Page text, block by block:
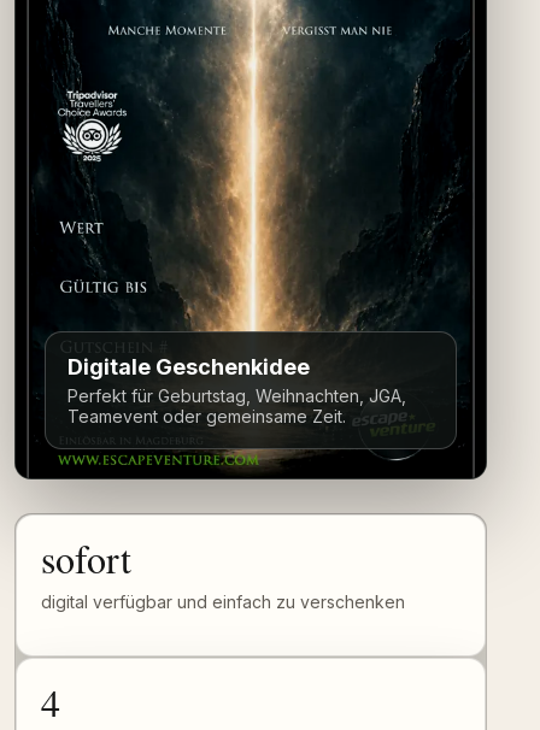
Digitale Geschenkidee
Perfekt für Geburtstag, Weihnachten, JGA,
Teamevent oder gemeinsame Zeit.
sofort
digital verfügbar und einfach zu verschenken
4